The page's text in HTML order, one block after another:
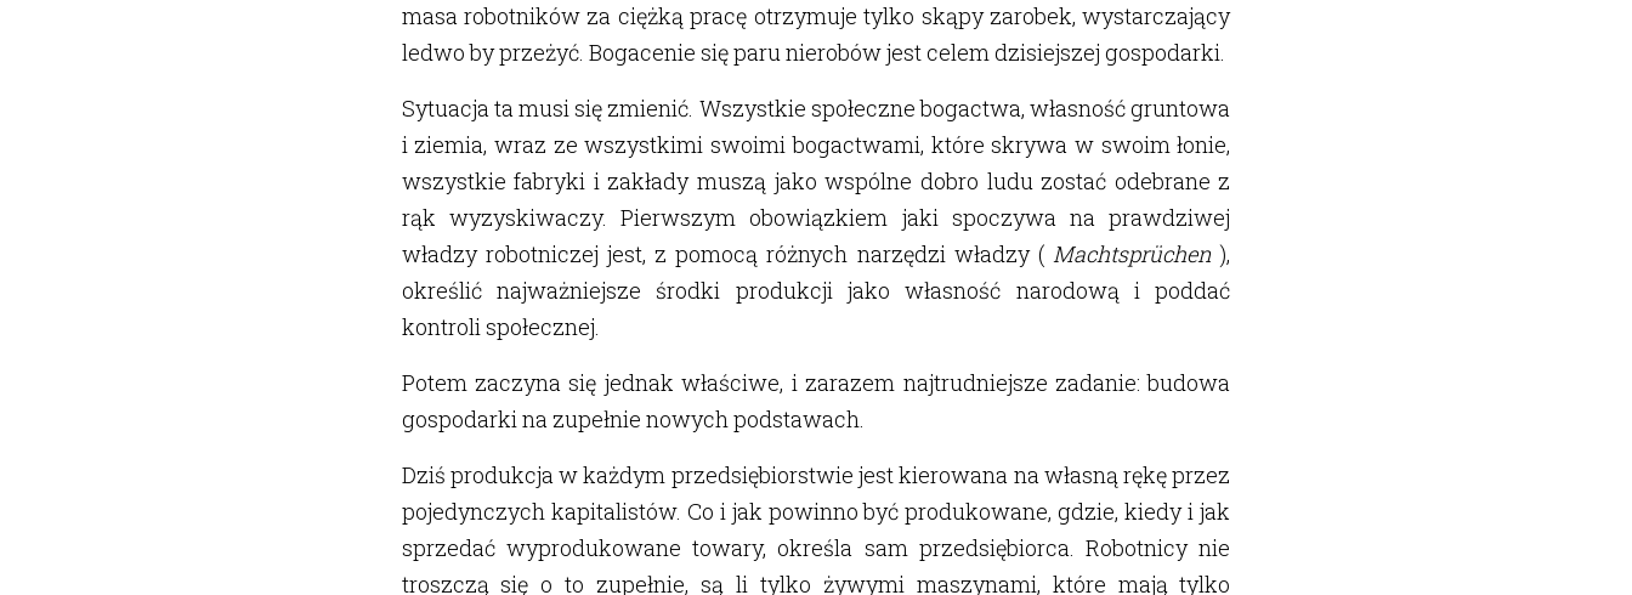
masa robotników za ciężką pracę otrzymuje tylko skąpy zarobek, wystarczający
ledwo by przeżyć. Bogacenie się paru nierobów jest celem dzisiejszej gospodarki.
Sytuacja ta musi się zmienić. Wszystkie społeczne bogactwa, własność gruntowa
i ziemia, wraz ze wszystkimi swoimi bogactwami, które skrywa w swoim łonie,
wszystkie fabryki i zakłady muszą jako wspólne dobro ludu zostać odebrane z
rąk wyzyskiwaczy. Pierwszym obowiązkiem jaki spoczywa na prawdziwej
władzy robotniczej jest, z pomocą różnych narzędzi władzy ( Machtsprüchen ),
określić najważniejsze środki produkcji jako własność narodową i poddać
kontroli społecznej.
Potem zaczyna się jednak właściwe, i zarazem najtrudniejsze zadanie: budowa
gospodarki na zupełnie nowych podstawach.
Dziś produkcja w każdym przedsiębiorstwie jest kierowana na własną rękę przez
pojedynczych kapitalistów. Co i jak powinno być produkowane, gdzie, kiedy i jak
sprzedać wyprodukowane towary, określa sam przedsiębiorca. Robotnicy nie
troszczą się o to zupełnie, są li tylko żywymi maszynami, które mają tylko